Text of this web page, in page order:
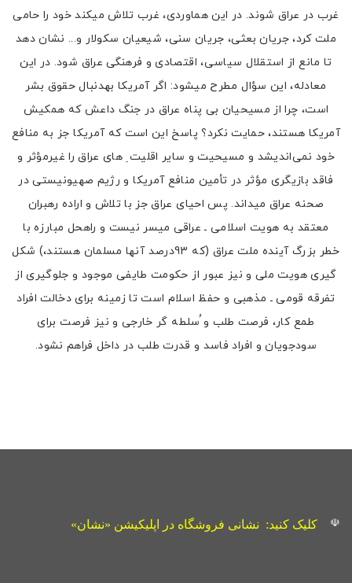
غرب در عراق شوند. در این هماوردی، غرب تلاش میکند خود را حامی
ملت کرد، جریان بعثی، جریان سنی، شیعیان سکولار و... نشان دهد
تا مانع از استقلال سیاسی، اقتصادی و فرهنگی عراق شود. در این
معادله، این سؤال مطرح میشود: اگر آمریکا بهدنبال حقوق بشر
است، چرا از مسیحیان بی پناه عراق در جنگ داعش که همکیش
آمریکا هستند، حمایت نکرد؟ پاسخ این است که آمریکا جز به منافع
خود نمی‌اندیشد و مسیحیت و سایر اقلیت ِ های عراق را غیرمؤثر و
فاقد بازیگری مؤثر در تأمین منافع آمریکا و رژیم صهیونیستی در
صحنه عراق میداند. پس احیای عراق جز با تلاش و اراده رهبران
معتقد به هویت اسلامی ـ عراقی میسر نیست و راهحل مبارزه با
خطر بزرگ آینده ملت عراق (که 93درصد آنها مسلمان هستند،) شکل
گیری هویت ملی و نیز عبور از حکومت طایفی موجود و جلوگیری از
تفرقه قومی ـ مذهبی و حفظ اسلام است تا زمینه برای دخالت افراد
طمع کار، فرصت طلب و ُسلطه گر خارجی و نیز فرصت برای
سودجویان و افراد فاسد و قدرت طلب در داخل فراهم نشود.
☫ کلیک کنید: نشانی فروشگاه در اپلیکیشن «نشان»